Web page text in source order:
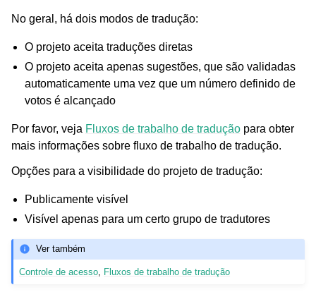
navigation of Formatos de arquivos suportados
No geral, há dois modos de tradução:
O projeto aceita traduções diretas
O projeto aceita apenas sugestões, que são validadas
automaticamente uma vez que um número definido de
votos é alcançado
Por favor, veja Fluxos de trabalho de tradução para obter
mais informações sobre fluxo de trabalho de tradução.
Opções para a visibilidade do projeto de tradução:
Publicamente visível
Visível apenas para um certo grupo de tradutores
Ver também
Controle de acesso Fluxos de trabalho de tradução